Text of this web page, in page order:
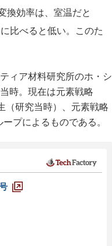
換効率は、室温だと
比べると低い。このた
ィア材料研究所のホ・シ
時。現在は元素戦略
（研究当時）、元素戦略
プによるものである。